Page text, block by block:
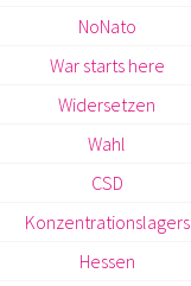
NoNato
War starts here
Widersetzen
Wahl
CSD
Konzentrationslagers
Hessen